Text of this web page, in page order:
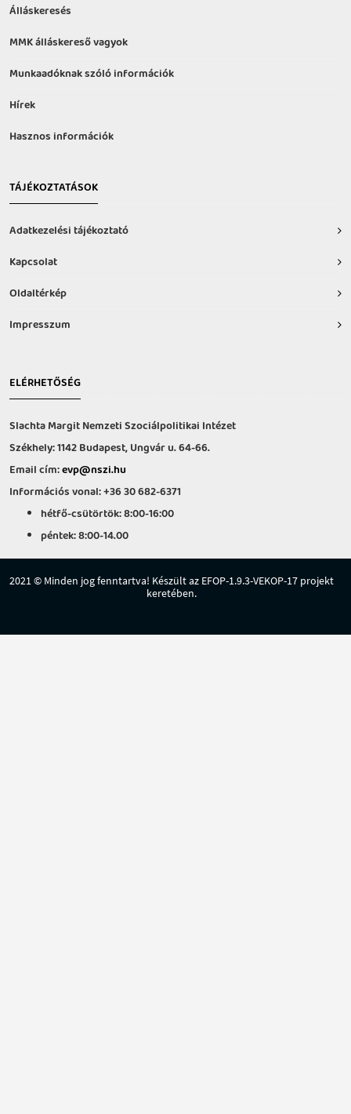
Álláskeresés
MMK álláskereső vagyok
Munkaadóknak szóló információk
Hírek
Hasznos információk
TÁJÉKOZTATÁSOK
Adatkezelési tájékoztató
Kapcsolat
Oldaltérkép
Impresszum
ELÉRHETŐSÉG
Slachta Margit Nemzeti Szociálpolitikai Intézet
Székhely: 1142 Budapest, Ungvár u. 64-66.
Email cím:evp@nszi.hu
Információs vonal: +36 30 682-6371
hétfő-csütörtök: 8:00-16:00
péntek: 8:00-14.00
2021 © Minden jog fenntartva! Készült az EFOP-1.9.3-VEKOP-17 projekt
keretében.